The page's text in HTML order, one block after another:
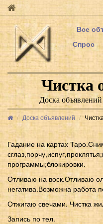
Все
Спрос
Чистка
Доска
Доска объявлений
Гадание на картах
программы;блокировки.
Отливаю на воск.Отливаю
негатива.Возможна работа
Отжигаю свечами. Чистка
Запись по тел.